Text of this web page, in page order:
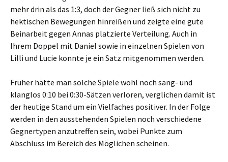
mehr drin als das 1:3, doch der Gegner ließ sich nicht zu
hektischen Bewegungen hinreißen und zeigte eine gute
Beinarbeit gegen Annas platzierte Verteilung. Auch in
Ihrem Doppel mit Daniel sowie in einzelnen Spielen von
Lilli und Lucie konnte je ein Satz mitgenommen werden.
Früher hätte man solche Spiele wohl noch sang- und
klanglos 0:10 bei 0:30-Sätzen verloren, verglichen damit ist
der heutige Stand um ein Vielfaches positiver. In der Folge
werden in den ausstehenden Spielen noch verschiedene
Gegnertypen anzutreffen sein, wobei Punkte zum
Abschluss im Bereich des Möglichen scheinen.